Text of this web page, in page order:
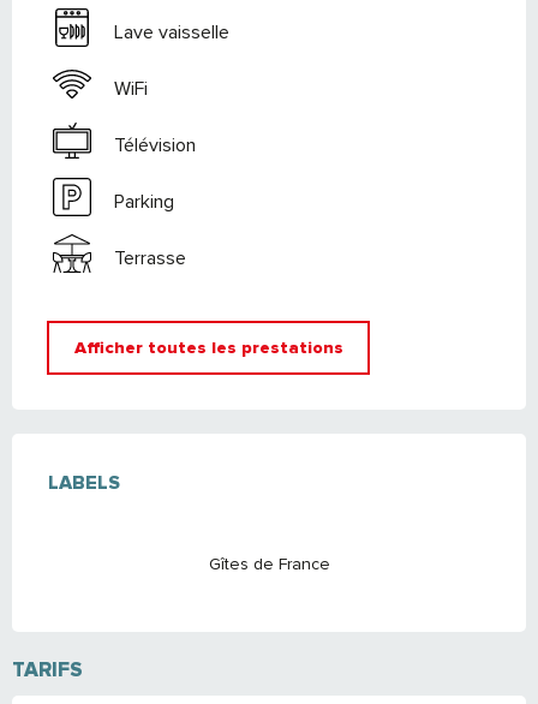
Lave vaisselle
WiFi
Télévision
Parking
Terrasse
Afficher toutes les prestations
LABELS
LABELS
Gîtes de France
TARIFS